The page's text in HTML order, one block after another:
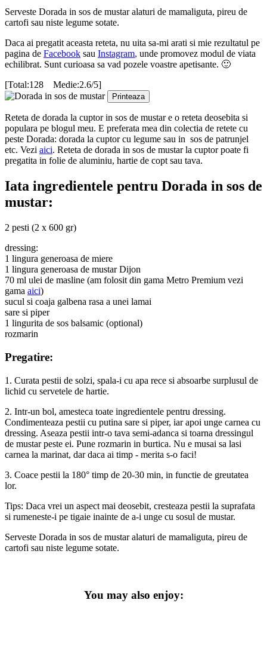
Serveste Dorada in sos de mustar alaturi de mamaliguta, pireu de
cartofi sau niste legume sotate.
Daca ai pregatit aceasta reteta, nu uita sa-mi arati si mie rezultatul pe
pagina de Facebook sau Instagram, unde promovez modul de viata
echilibrat. Sunt curioasa sa vad pozele voastre apetisante. 🙂
[Total:128 Medie:2.6/5]
Printeaza
Reteta de dorada la cuptor in sos de mustar e o reteta deosebita si
populara pe blogul meu. E preferata mea din colectia de retete cu
peste Dorada: dorada la cuptor cu legume sau in sos de patrunjel
etc. Vezi aici. Reteta de dorada in sos de mustar la cuptor poate fi
pregatita in folie de aluminiu, hartie de copt sau tava.
Iata ingredientele pentru Dorada in sos de
mustar:
2 pesti (2 x 600 gr)
dressing:
1 lingura generoasa de miere
1 lingura generoasa de mustar Dijon
70 ml ulei de masline (am folosit din gama Metro Premium vezi
gama aici)
sucul si coaja galbena rasa a unei lamai
sare si piper
1 lingurita de sos balsamic (optional)
rozmarin
Pregatire:
1. Curata pestii de solzi, spala-i cu apa rece si absoarbe surplusul de
lichid cu servetele de hartie.
2. Intr-un bol, amesteca toate ingredientele pentru dressing.
Condimenteaza pestii cu putina sare si piper, iar apoi unge carnea cu
dressing. Aseaza pestii intr-o tava semi-adanca si toarna dressingul
de mustar peste ei. Pune rozmarin in burtica. Nu e musai sa lasi
carnea la marinat, dar daca ai timp - merita s-o faci!
3. Coace pestii la 180° timp de 20-30 min, in functie de greutatea
lor.
Tips: Daca vrei un aspect mai deosebit, cresteaza pestii la suprafata
si rumeneste-i pe tigaie inainte de a-i unge cu sosul de mustar.
Serveste Dorada in sos de mustar alaturi de mamaliguta, pireu de
cartofi sau niste legume sotate.
You may also enjoy: